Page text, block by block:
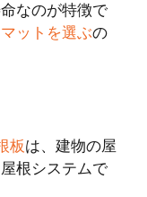
なのが特徴で
ットを選ぶの
板は、建物の屋
根システムで